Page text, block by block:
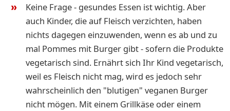
Keine Frage - gesundes Essen ist wichtig. Aber
auch Kinder, die auf Fleisch verzichten, haben
nichts dagegen einzuwenden, wenn es ab und zu
mal Pommes mit Burger gibt - sofern die Produkte
vegetarisch sind. Ernährt sich Ihr Kind vegetarisch,
weil es Fleisch nicht mag, wird es jedoch sehr
wahrscheinlich den "blutigen" veganen Burger
nicht mögen. Mit einem Grillkäse oder einem